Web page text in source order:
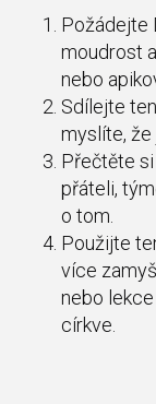
Požádejte
moudrost
nebo
Sdílejte
myslíte,
Přečtěte
přáteli,
o tom.
Použijte
více
nebo
církve.